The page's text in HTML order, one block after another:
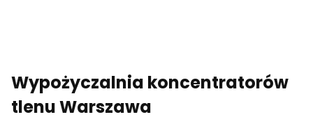
Wypożyczalnia koncentratorów
tlenu Warszawa